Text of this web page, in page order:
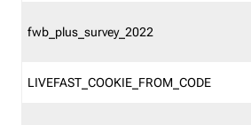
fwb_plus_survey_2022
LIVEFAST_COOKIE_FROM_CODE